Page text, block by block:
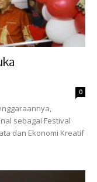
0
sebagai Festival
dan Ekonomi Kreatif